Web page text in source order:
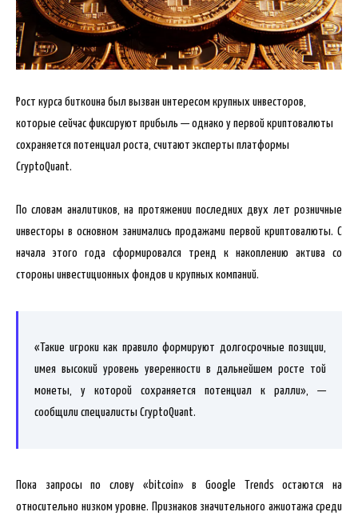
Рост курса биткоина был вызван интересом крупных инвесторов,
которые сейчас фиксируют прибыль — однако у первой криптовалюты
сохраняется потенциал роста, считают эксперты платформы
CryptoQuant.
По словам аналитиков, на протяжении последних двух лет розничные
инвесторы в основном занимались продажами первой криптовалюты. С
начала этого года сформировался тренд к накоплению актива со
стороны инвестиционных фондов и крупных компаний.
«Такие игроки как правило формируют долгосрочные позиции,
имея высокий уровень уверенности в дальнейшем росте той
монеты, у которой сохраняется потенциал к ралли», —
сообщили специалисты CryptoQuant.
Пока запросы по слову «bitcoin» в Google Trends остаются на
относительно низком уровне. Признаков значительного ажиотажа среди